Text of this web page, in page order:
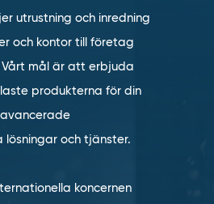
utrustning och inredning
och kontor till företag
Vårt mål är att erbjuda
produkterna för din
och tjänster.
koncernen